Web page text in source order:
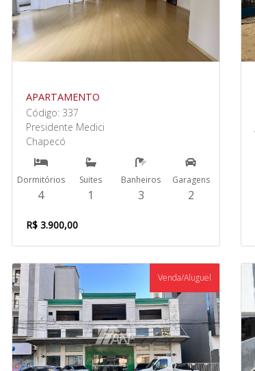
APARTAMENTO
Código: 337
Presidente Medici
Chapecó
Dormitórios
4
Suites
1
Banheiros
3
Garagens
2
R$ 3.900,00
Venda/Aluguel